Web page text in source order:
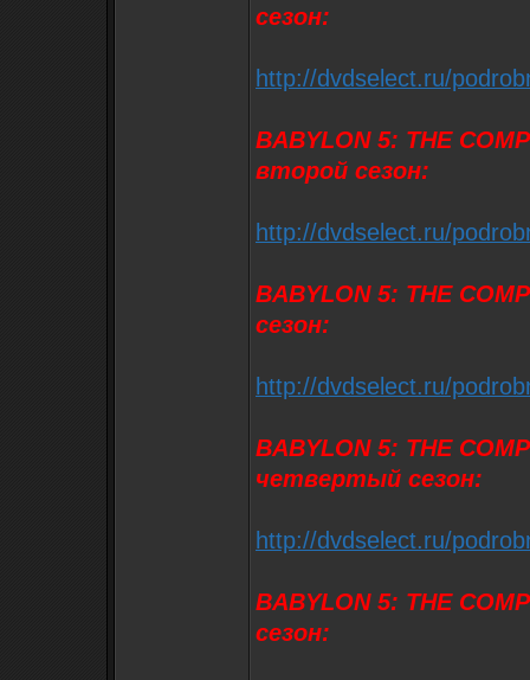
сезон:
http://dvdselect.ru/
BABYLON 5: THE
второй сезон:
http://dvdselect.ru/
BABYLON 5: THE
сезон:
http://dvdselect.ru/
BABYLON 5: THE
четвертый сезон:
http://dvdselect.ru/
BABYLON 5: THE
сезон: